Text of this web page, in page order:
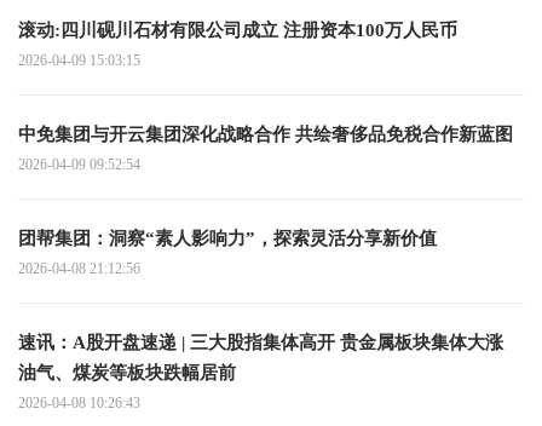
滚动:四川砚川石材有限公司成立 注册资本100万人民币
2026-04-09 15:03:15
中免集团与开云集团深化战略合作 共绘奢侈品免税合作新蓝图
2026-04-09 09:52:54
团帮集团：洞察“素人影响力”，探索灵活分享新价值
2026-04-08 21:12:56
速讯：A股开盘速递 | 三大股指集体高开 贵金属板块集体大涨
油气、煤炭等板块跌幅居前
2026-04-08 10:26:43